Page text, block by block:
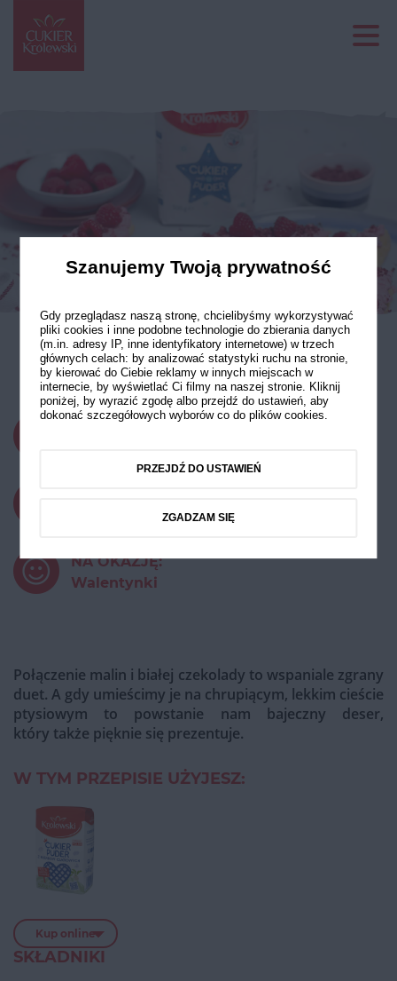
Eklery z malinami
CZAS PRZYGOTOWANIA:
NA OKAZJĘ:
Walentynki
Połączenie malin i białej czekolady to wspaniale zgrany
duet. A gdy umieścimy je na chrupiącym, lekkim cieście
ptysiowym to powstanie nam bajeczny deser,
który także pięknie się prezentuje.
W TYM PRZEPISIE UŻYJESZ:
Kup online
SKŁADNIKI
Szanujemy Twoją prywatność
Gdy przeglądasz naszą stronę, chcielibyśmy wykorzystywać
pliki cookies i inne podobne technologie do zbierania danych
(m.in. adresy IP, inne identyfikatory internetowe) w trzech
głównych celach: by analizować statystyki ruchu na stronie,
by kierować do Ciebie reklamy w innych miejscach w
internecie, by wyświetlać Ci filmy na naszej stronie. Kliknij
poniżej, by wyrazić zgodę albo przejdź do ustawień, aby
dokonać szczegółowych wyborów co do plików cookies.
PRZEJDŹ DO USTAWIEŃ
ZGADZAM SIĘ